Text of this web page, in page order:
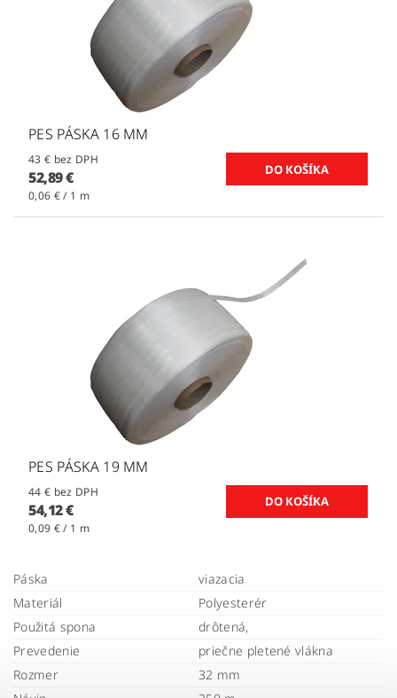
PES PÁSKA 16 MM
43 € bez DPH
52,89 €
0,06 € / 1 m
PES PÁSKA 19 MM
44 € bez DPH
54,12 €
0,09 € / 1 m
Páska
viazacia
Materiál
Polyesterér
Použitá spona
drôtená,
Prevedenie
priečne pletené vlákna
Rozmer
32 mm